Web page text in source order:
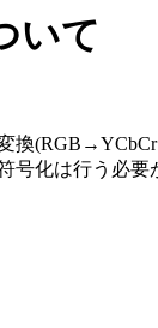
いて
換
化は行う必要